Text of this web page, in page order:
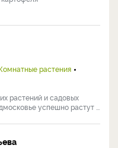
растения
растений и садовых
успешно растут ...